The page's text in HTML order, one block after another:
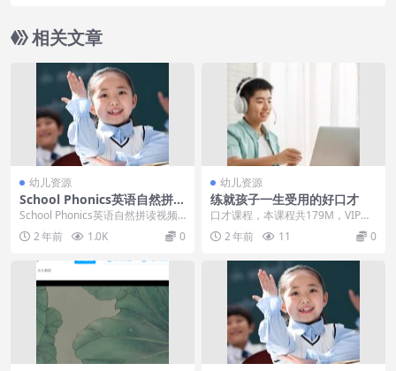
相关文章
幼儿资源
School Phonics英语自然拼读
视频Level1-4级全122集
School Phonics英语自然拼读视频L
evel1-4级全122集，Sch...
2 年前 1.0K 0
幼儿资源
练就孩子一生受用的好口才
口才课程，本课程共179M，VIP会
员可通过百度网盘转存下载或者在
线播放。此“练...
2 年前 11 0